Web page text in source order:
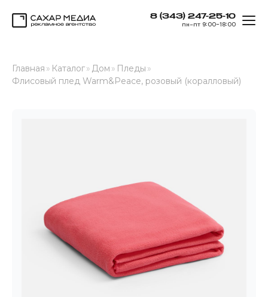
8 (343) 247-25-10
пн–пт 9:00–18:00
Главная » Каталог» Дом » Пледы »
Флисовый плед Warm&Peace, розовый (коралловый)